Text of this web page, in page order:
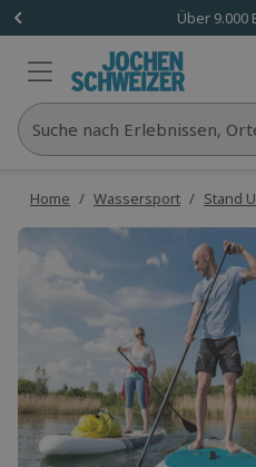
Über 9.000
Suche nach Erlebnissen,
Home / Wassersport / Stand